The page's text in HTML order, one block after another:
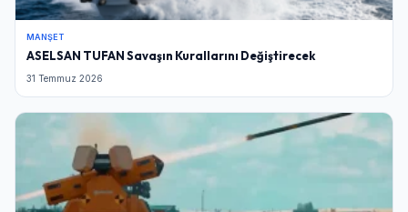
MANŞET
ASELSAN TUFAN Savaşın Kurallarını Değiştirecek
31 Temmuz 2026